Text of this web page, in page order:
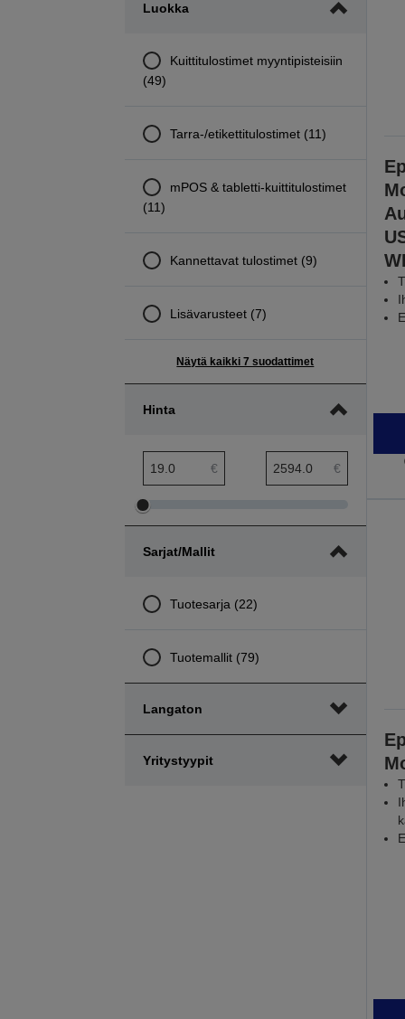
Luokka
Kuittitulostimet myyntipisteisiin
(49)
Tarra-/etikettitulostimet (11)
mPOS & tabletti-kuittitulostimet
(11)
Kannettavat tulostimet (9)
Lisävarusteet (7)
Näytä kaikki 7 suodattimet
Hinta
€ €
Säädä
pienintä
Säädä
suurinta
Sarjat/mallit
Tuotesarja (22)
Tuotemallit (79)
Langaton
Yritystyypit